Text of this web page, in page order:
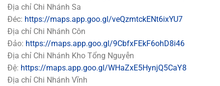
Địa chỉ Chi Nhánh Sa
Đéc: https://maps.app.goo.gl/veQzmtckENt6ixYU7
Địa chỉ Chi Nhánh Côn
Đảo: https://maps.app.goo.gl/9CbfxFEkF6ohD8i46
Địa chỉ Chi Nhánh Kho Tổng Nguyễn
Đệ: https://maps.app.goo.gl/WHaZxE5HynjQ5CaY8
Địa chỉ Chi Nhánh Vĩnh